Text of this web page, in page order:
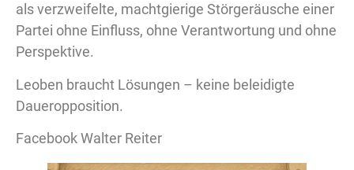
als verzweifelte, machtgierige Störgeräusche einer
Partei ohne Einfluss, ohne Verantwortung und ohne
Perspektive.
Leoben braucht Lösungen – keine beleidigte
Daueropposition.
Facebook Walter Reiter